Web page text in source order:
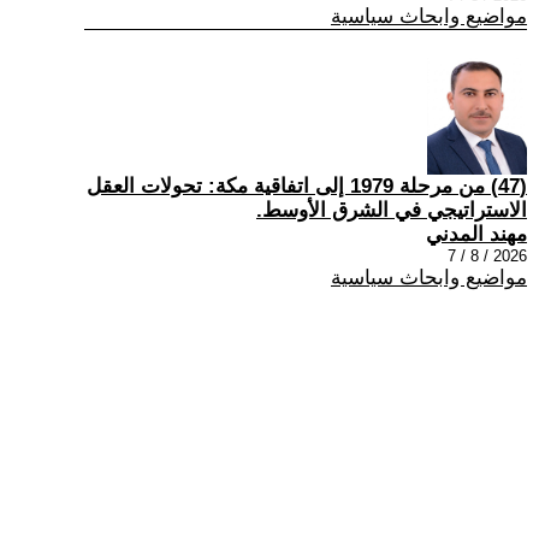
مواضيع وابحاث سياسية
(47) من مرحلة 1979 إلى اتفاقية مكة: تحولات العقل
الاستراتيجي في الشرق الأوسط.
مهند المدني
2026 / 8 / 7
مواضيع وابحاث سياسية